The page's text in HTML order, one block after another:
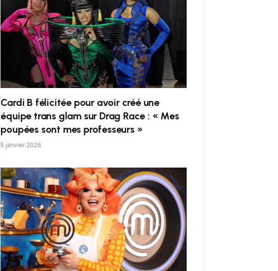
Cardi B félicitée pour avoir créé une
équipe trans glam sur Drag Race : « Mes
poupées sont mes professeurs »
5 janvier 2026